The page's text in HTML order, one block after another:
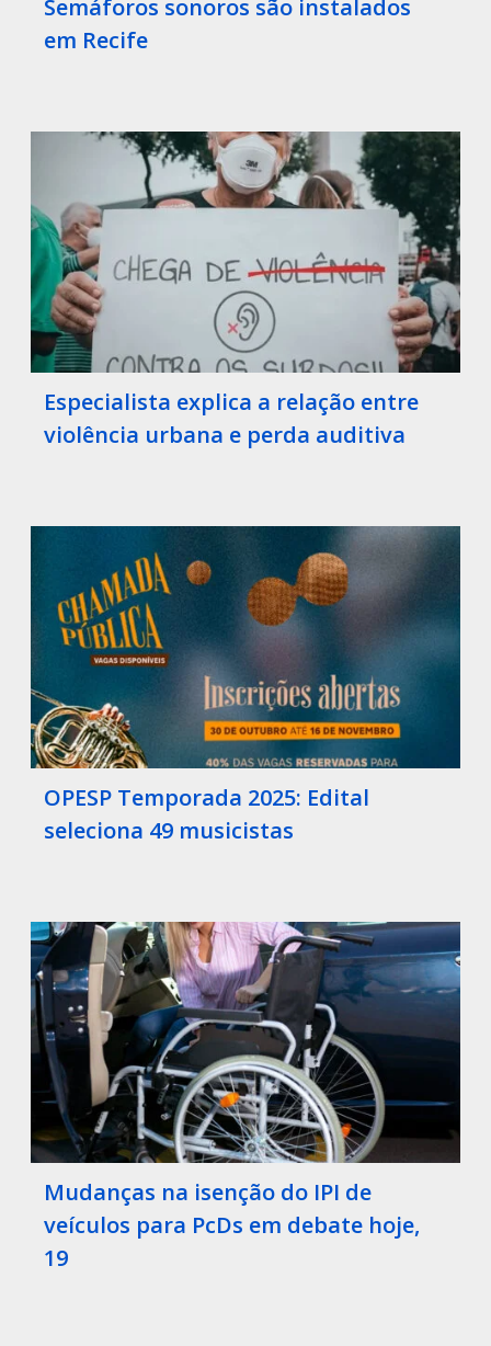
Semáforos sonoros são instalados
em Recife
Especialista explica a relação entre
violência urbana e perda auditiva
OPESP Temporada 2025: Edital
seleciona 49 musicistas
Mudanças na isenção do IPI de
veículos para PcDs em debate hoje,
19